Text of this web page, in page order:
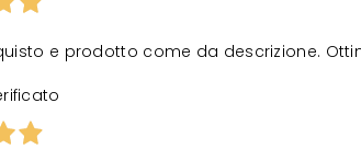
e prodotto come da descrizione.